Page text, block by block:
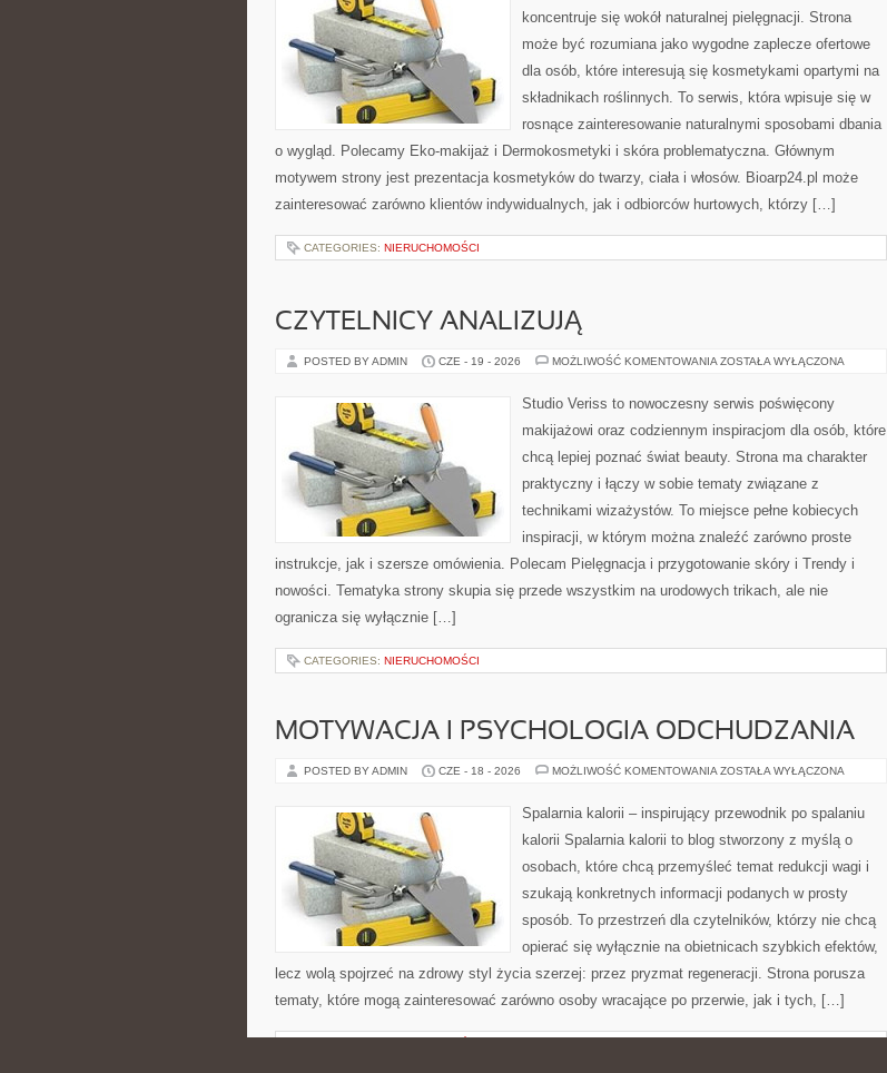
koncentruje się wokół naturalnej pielęgnacji. Strona
może być rozumiana jako wygodne zaplecze ofertowe
dla osób, które interesują się kosmetykami opartymi na
składnikach roślinnych. To serwis, która wpisuje się w
rosnące zainteresowanie naturalnymi sposobami dbania
o wygląd. Polecamy Eko-makijaż i Dermokosmetyki i skóra problematyczna. Głównym
motywem strony jest prezentacja kosmetyków do twarzy, ciała i włosów. Bioarp24.pl może
zainteresować zarówno klientów indywidualnych, jak i odbiorców hurtowych, którzy […]
CATEGORIES: NIERUCHOMOŚCI
CZYTELNICY ANALIZUJĄ
POSTED BY ADMIN CZE - 19 - 2026 MOŻLIWOŚĆ KOMENTOWANIA CZYTELNICY
ZOSTAŁA WYŁĄCZONA
Studio Veriss to nowoczesny serwis poświęcony
makijażowi oraz codziennym inspiracjom dla osób, które
chcą lepiej poznać świat beauty. Strona ma charakter
praktyczny i łączy w sobie tematy związane z
technikami wizażystów. To miejsce pełne kobiecych
inspiracji, w którym można znaleźć zarówno proste
instrukcje, jak i szersze omówienia. Polecam Pielęgnacja i przygotowanie skóry i Trendy i
nowości. Tematyka strony skupia się przede wszystkim na urodowych trikach, ale nie
ogranicza się wyłącznie […]
CATEGORIES: NIERUCHOMOŚCI
MOTYWACJA I PSYCHOLOGIA ODCHUDZANIA
POSTED BY ADMIN CZE - 18 - 2026 MOŻLIWOŚĆ KOMENTOWANIA MOTYWACJA
ODCHUDZANIA
ZOSTAŁA WYŁĄCZONA
Spalarnia kalorii – inspirujący przewodnik po spalaniu
kalorii Spalarnia kalorii to blog stworzony z myślą o
osobach, które chcą przemyśleć temat redukcji wagi i
szukają konkretnych informacji podanych w prosty
sposób. To przestrzeń dla czytelników, którzy nie chcą
opierać się wyłącznie na obietnicach szybkich efektów,
lecz wolą spojrzeć na zdrowy styl życia szerzej: przez pryzmat regeneracji. Strona porusza
tematy, które mogą zainteresować zarówno osoby wracające po przerwie, jak i tych, […]